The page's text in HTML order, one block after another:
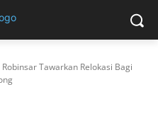
Tawarkan Relokasi Bagi